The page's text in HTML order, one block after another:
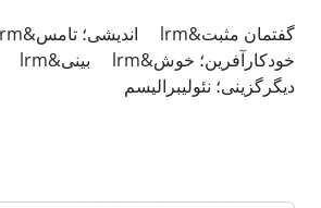
گفتمان مثبت&lrm اندیشی؛ تامس&lrm
خودکارآفرین؛ خوش&lrm
بینی&lrm
دیگرگزینی؛ نئولیبرالیسم